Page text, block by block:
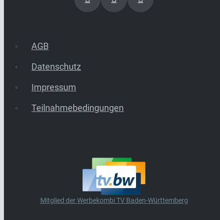
AGB
Datenschutz
Impressum
Teilnahmebedingungen
Mitglied der Werbekombi TV Baden-Württemberg